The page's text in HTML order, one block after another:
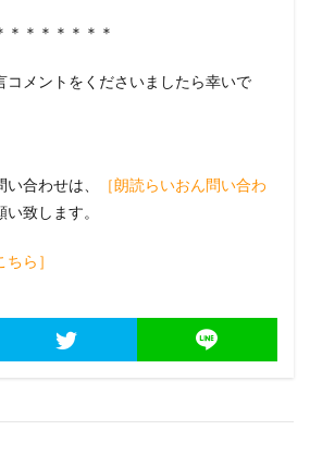
＊＊＊＊＊＊＊
コメントをくださいましたら幸いで
合わせは、
［朗読らいおん問い合わ
い致します。
ら］